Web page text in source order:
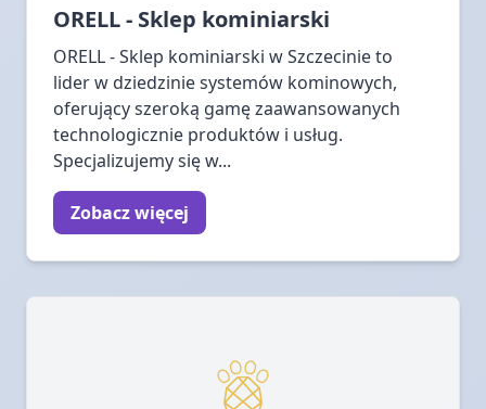
ORELL - Sklep kominiarski
ORELL - Sklep kominiarski w Szczecinie to
lider w dziedzinie systemów kominowych,
oferujący szeroką gamę zaawansowanych
technologicznie produktów i usług.
Specjalizujemy się w...
Zobacz więcej